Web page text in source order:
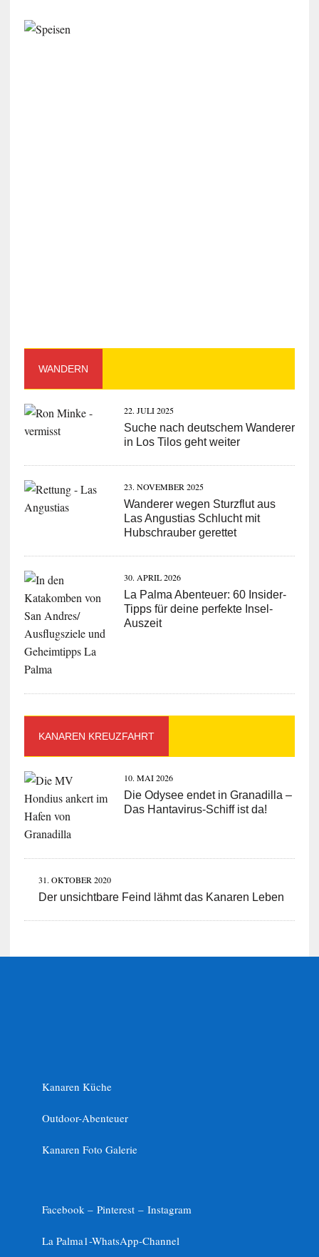
WANDERN
22. JULI 2025
Suche nach deutschem Wanderer
in Los Tilos geht weiter
23. NOVEMBER 2025
Wanderer wegen Sturzflut aus
Las Angustias Schlucht mit
Hubschrauber gerettet
30. APRIL 2026
La Palma Abenteuer: 60 Insider-
Tipps für deine perfekte Insel-
Auszeit
KANAREN KREUZFAHRT
10. MAI 2026
Die Odysee endet in Granadilla –
Das Hantavirus-Schiff ist da!
31. OKTOBER 2020
Der unsichtbare Feind lähmt das Kanaren Leben
Kanaren Küche
Outdoor-Abenteuer
Kanaren Foto Galerie
Facebook – Pinterest – Instagram
La Palma1-WhatsApp-Channel